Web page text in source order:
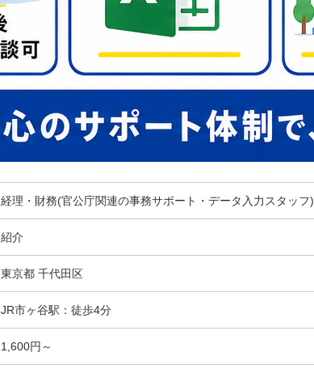
経理・財務(官公庁関連の事務サポート・データ入力スタッフ)
紹介
東京都 千代田区
JR市ヶ谷駅：徒歩4分
1,600円～